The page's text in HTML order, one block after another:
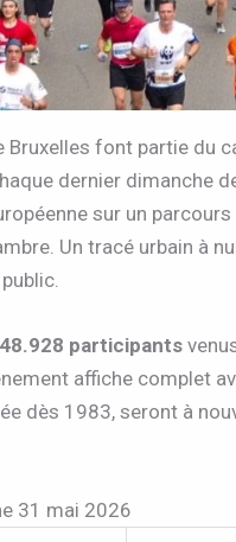
Bruxelles font partie du
dernier dimanche
sur un parcours
Un tracé urbain à
48.928 participants
affiche
dès 1983, seront à
31 mai 2026